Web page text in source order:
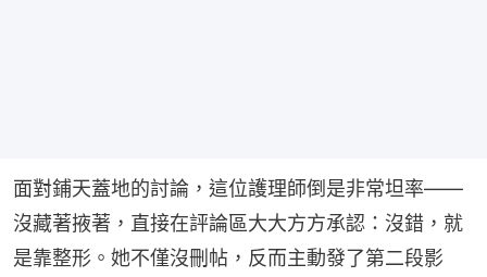
面對鋪天蓋地的討論，這位護理師倒是非常坦率——
沒藏著掖著，直接在評論區大大方方承認：沒錯，就
是靠整形。她不僅沒刪帖，反而主動發了第二段影